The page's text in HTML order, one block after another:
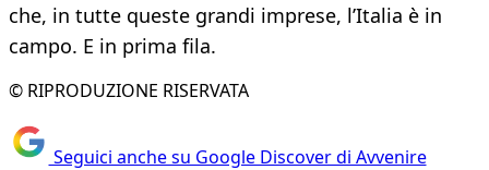
che, in tutte queste grandi imprese, l’Italia è in
campo. E in prima fila.
© RIPRODUZIONE RISERVATA
Seguici anche su Google Discover di Avvenire